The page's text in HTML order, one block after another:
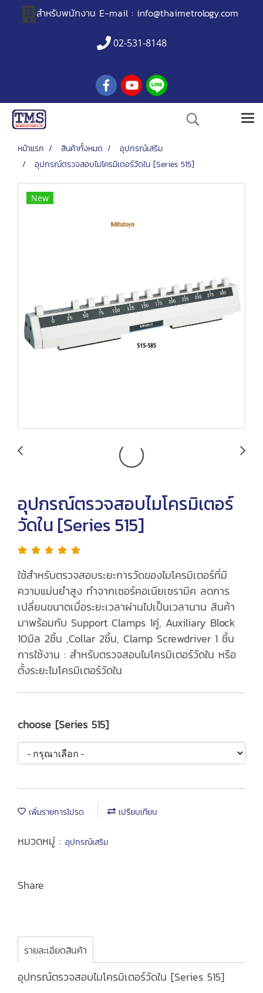
สำหรับพนักงาน E-mail : info@thaimetrology.com
02-531-8148
หน้าแรก สินค้าทั้งหมด
อุปกรณ์เสริม
อุปกรณ์ตรวจสอบไมโครมิเตอร์วัดใน [Series 515]
New
อุปกรณ์ตรวจสอบไมโครมิเตอร์
วัดใน [Series 515]
ใช้สำหรับตรวจสอบระยะการวัดของไมโครมิเตอร์ที่มี
ความแม่นยำสูง ทำจากเซอร์คอเนียเซรามิค ลดการ
เปลี่ยนขนาดเมื่อระยะเวลาผ่านไปเป็นเวลานาน สินค้า
มาพร้อมกับ Support Clamps 1คู่, Auxiliary Block
10มิล 2ชิ้น ,Collar 2ชิ้น, Clamp Screwdriver 1 ชิ้น
การใช้งาน : สำหรับตรวจสอบไมโครมิเตอร์วัดใน หรือ
ตั้งระยะไมโครมิเตอร์วัดใน
choose [Series 515]
เพิ่มรายการโปรด เปรียบเทียบ
หมวดหมู่ : อุปกรณ์เสริม
Share
รายละเอียดสินค้า
อุปกรณ์ตรวจสอบไมโครมิเตอร์วัดใน [Series 515]